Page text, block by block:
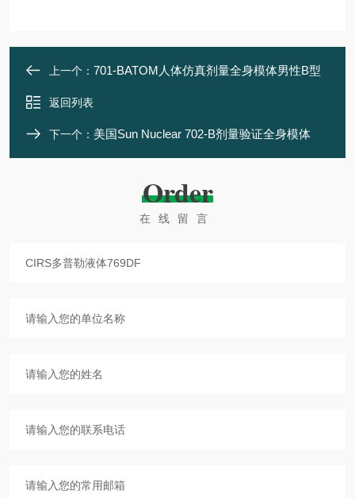
上一个： 701-BATOM人体仿真剂量全身模体男性B型
返回列表
下一个： 美国Sun Nuclear 702-B剂量验证全身模体
Order
在线留言